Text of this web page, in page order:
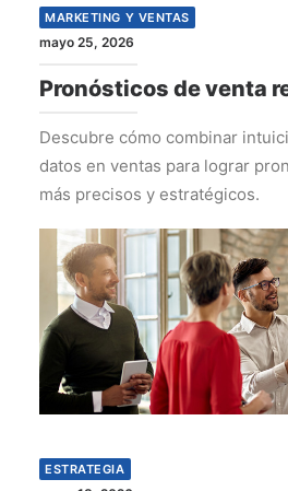
MARKETING Y VENTAS
mayo 25, 2026
Pronósticos de venta
Descubre cómo combinar
datos en ventas para lograr
más precisos y estratégicos.
ESTRATEGIA